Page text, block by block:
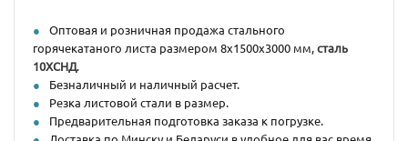
Оптовая и розничная продажа стального
горячекатаного листа размером 8х1500х3000 мм,сталь
10ХСНД.
Безналичный и наличный расчет.
Резка листовой стали в размер.
Предварительная подготовка заказа к погрузке.